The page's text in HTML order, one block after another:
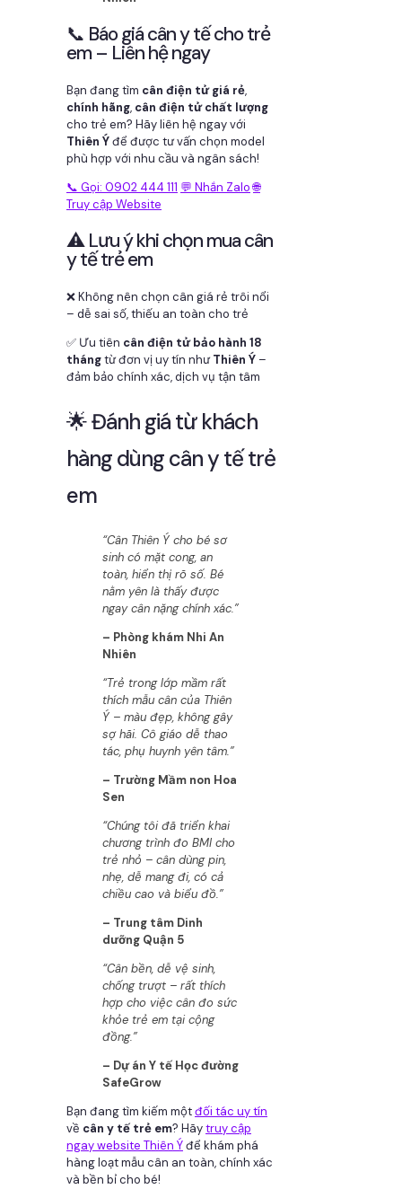
📞 Báo giá cân y tế cho trẻ
em – Liên hệ ngay
Bạn đang tìm cân điện tử giá rẻ,
chính hãng, cân điện tử chất lượng
cho trẻ em? Hãy liên hệ ngay với
Thiên Ýđể được tư vấn chọn model
phù hợp với nhu cầu và ngân sách!
📞 Gọi: 0902 444 111 💬 Nhắn Zalo 🌐
Truy cập Website
⚠️ Lưu ý khi chọn mua cân
y tế trẻ em
❌ Không nên chọn cân giá rẻ trôi nổi
– dễ sai số, thiếu an toàn cho trẻ
✅ Ưu tiên cân điện tử bảo hành 18
thángtừ đơn vị uy tín nhưThiên Ý –
đảm bảo chính xác, dịch vụ tận tâm
🌟 Đánh giá từ khách
hàng dùng cân y tế trẻ
em
“Cân Thiên Ý cho bé sơ
sinh có mặt cong, an
toàn, hiển thị rõ số. Bé
nằm yên là thấy được
ngay cân nặng chính xác.”
– Phòng khám Nhi An
Nhiên
“Trẻ trong lớp mầm rất
thích mẫu cân của Thiên
Ý – màu đẹp, không gây
sợ hãi. Cô giáo dễ thao
tác, phụ huynh yên tâm.”
– Trường Mầm non Hoa
Sen
“Chúng tôi đã triển khai
chương trình đo BMI cho
trẻ nhỏ – cân dùng pin,
nhẹ, dễ mang đi, có cả
chiều cao và biểu đồ.”
– Trung tâm Dinh
dưỡng Quận 5
“Cân bền, dễ vệ sinh,
chống trượt – rất thích
hợp cho việc cân đo sức
khỏe trẻ em tại cộng
đồng.”
– Dự án Y tế Học đường
SafeGrow
Bạn đang tìm kiếm mộtđối tác uy tín
về cân y tế trẻ em? Hãytruy cập
ngay website Thiên Ýđể khám phá
hàng loạt mẫu cân an toàn, chính xác
và bền bỉ cho bé!